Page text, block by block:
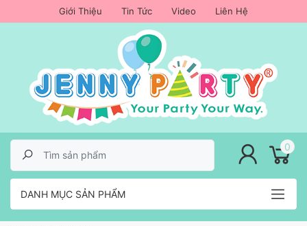
Giới Thiệu Tin Tức Video Liên Hệ
DANH MỤC SẢN PHẨM
0